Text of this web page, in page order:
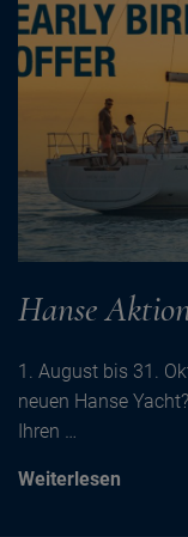
Hanse
1. August bis 31.
neuen Hanse
Ihren …
Weiterlesen